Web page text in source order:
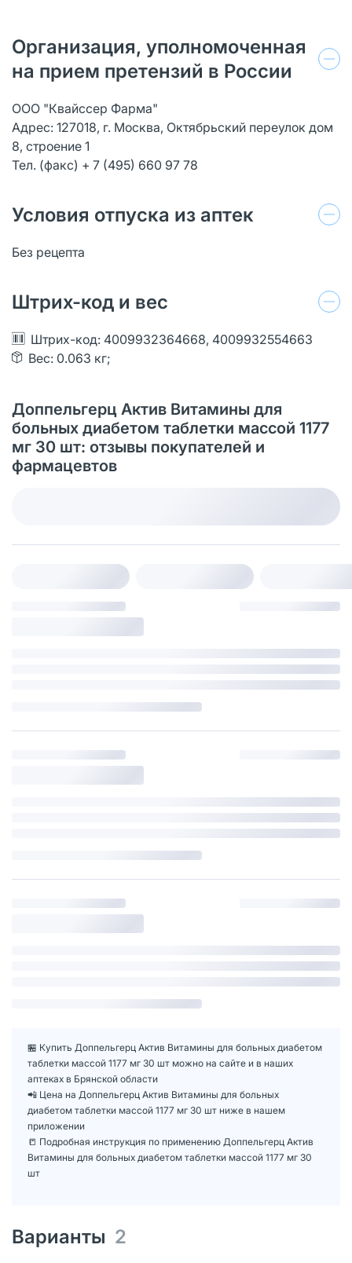
Организация, уполномоченная
на прием претензий в России
ООО "Квайссер Фарма"
Адрес: 127018, г. Москва, Октябрьский переулок дом
8, строение 1
Тел. (факс) + 7 (495) 660 97 78
Условия отпуска из аптек
Без рецепта
Штрих-код и вес
Штрих-код: 4009932364668, 4009932554663
Вес: 0.063 кг;
Доппельгерц Актив Витамины для
больных диабетом таблетки массой 1177
мг 30 шт: отзывы покупателей и
фармацевтов
🏪 Купить Доппельгерц Актив Витамины для больных диабетом
таблетки массой 1177 мг 30 шт можно на сайте и в наших
аптеках в Брянской области
📲 Цена на Доппельгерц Актив Витамины для больных
диабетом таблетки массой 1177 мг 30 шт ниже в нашем
приложении
📒 Подробная инструкция по применению Доппельгерц Актив
Витамины для больных диабетом таблетки массой 1177 мг 30
шт
Варианты 2